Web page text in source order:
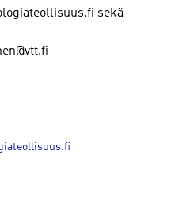
sekä